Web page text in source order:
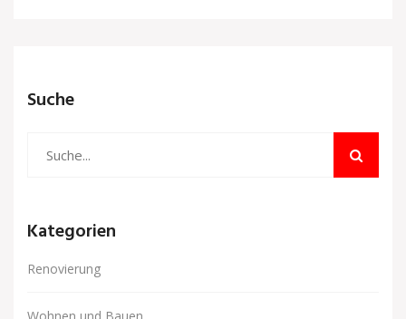
Suche
Kategorien
Renovierung